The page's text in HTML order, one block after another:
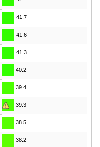
41.7
41.6
41.3
40.2
39.4
39.3
38.5
38.2